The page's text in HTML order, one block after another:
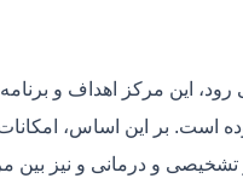
این مرکز اهداف و
است. بر این اساس،
تشخیصی و درمانی و نیز